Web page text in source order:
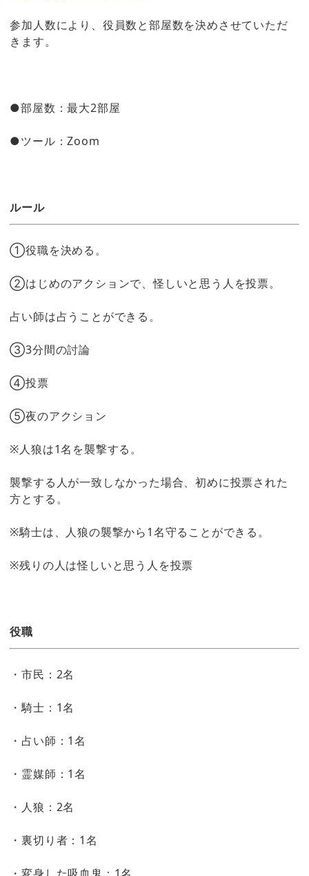
参加人数により、役員数と部屋数を決めさせていただ
きます。
●部屋数：最大2部屋
●ツール：Zoom
ルール
①役職を決める。
②はじめのアクションで、怪しいと思う人を投票。
占い師は占うことができる。
③3分間の討論
④投票
⑤夜のアクション
※人狼は1名を襲撃する。
襲撃する人が一致しなかった場合、初めに投票された
方とする。
※騎士は、人狼の襲撃から1名守ることができる。
※残りの人は怪しいと思う人を投票
役職
・市民：2名
・騎士：1名
・占い師：1名
・霊媒師：1名
・人狼：2名
・裏切り者：1名